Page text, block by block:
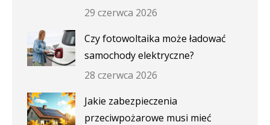
29 czerwca 2026
Czy fotowoltaika może ładować
samochody elektryczne?
28 czerwca 2026
Jakie zabezpieczenia
przeciwpożarowe musi mieć